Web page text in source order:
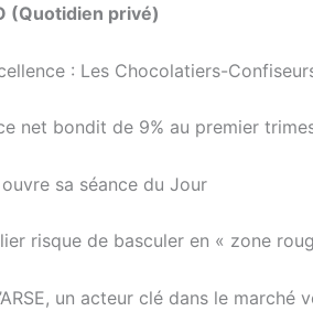
(Quotidien privé)
: Les Chocolatiers-
net bondit de 9% au premier
sa séance du Jour
risque de basculer en « zone
un acteur clé dans le marché